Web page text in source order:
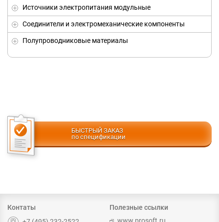
Источники электропитания модульные
Соединители и электромеханические компоненты
Полупроводниковые материалы
БЫСТРЫЙ ЗАКАЗ
по спецификации
Контаты
Полезные ссылки